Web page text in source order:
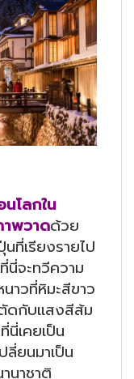
นโลกใน
พวาดด้วย
ที่เรียงรายไป
นี่จะทวีความ
าวที่หิมะสีขาว
ดกับแสงสีส้ม
นี่เคยเป็น
ลี่ยนมาเป็น
นาชาติ